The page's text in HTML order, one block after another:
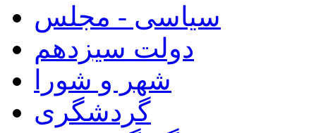
سیاسی - مجلس
دولت سیزدهم
شهر و شورا
گردشگری